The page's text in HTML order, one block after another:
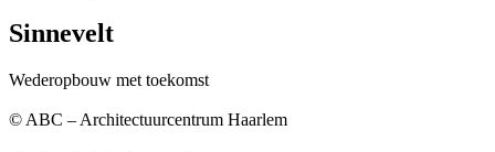
Sinnevelt
Wederopbouw met toekomst
© ABC – Architectuurcentrum Haarlem